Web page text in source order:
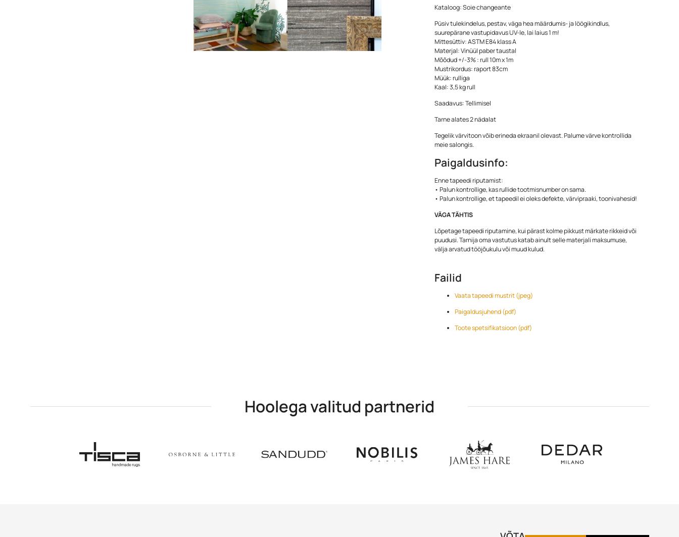
Kataloog: Soie changeante
Püsiv tulekindelus, pestav, väga hea määrdumis- ja löögikindlus,
suurepärane vastupidavus UV-le, lai laius 1 m!
Mittesüttiv: ASTM E84 klass A
Materjal: Vinüül paber taustal
Mõõdud +/-3% : rull 10m x 1m
Mustrikordus: raport 83cm
Müük: rulliga
Kaal: 3,5 kg rull
Saadavus: Tellimisel
Tarne alates 2 nädalat
Tegelik värvitoon võib erineda ekraanil olevast. Palume värve kontrollida
meie salongis.
Paigaldusinfo:
Enne tapeedi riputamist:
• Palun kontrollige, kas rullide tootmisnumber on sama.
• Palun kontrollige, et tapeedil ei oleks defekte, värvipraaki, toonivahesid!
VÄGA TÄHTIS
Lõpetage tapeedi riputamine, kui pärast kolme pikkust märkate rikkeid või
puudusi. Tarnija oma vastutus katab ainult selle materjali maksumuse,
välja arvatud tööjõukulu või muud kulud.
Failid
Vaata tapeedi mustrit (jpeg)
Paigaldusjuhend (pdf)
Toote spetsifikatsioon (pdf)
Hoolega valitud partnerid